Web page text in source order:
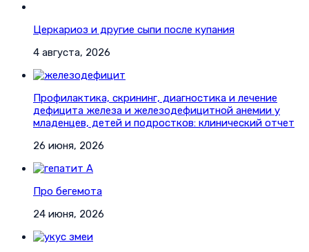
Церкариоз и другие сыпи после купания
4 августа, 2026
Профилактика, скрининг, диагностика и лечение
дефицита железа и железодефицитной анемии у
младенцев, детей и подростков: клинический отчет
26 июня, 2026
Про бегемота
24 июня, 2026